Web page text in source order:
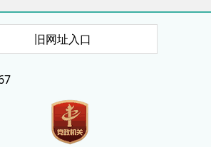
旧网址入口